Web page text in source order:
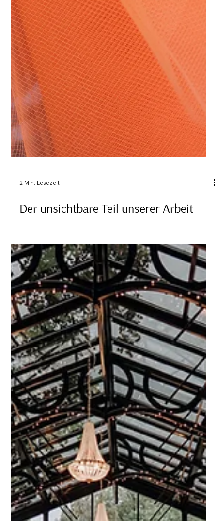
Der unsichtbare Teil unserer Arbeit